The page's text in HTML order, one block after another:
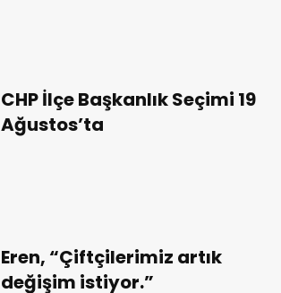
CHP İlçe Başkanlık Seçimi 19
Ağustos’ta
Eren, “Çiftçilerimiz artık
değişim istiyor.”